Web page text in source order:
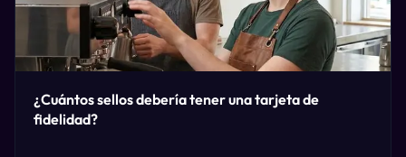
¿Cuántos sellos debería tener una tarjeta de
fidelidad?